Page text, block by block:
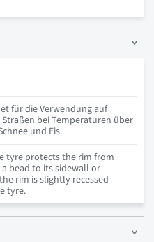
für die Verwendung auf
bei Temperaturen über
und Eis.
tyre protects the rim from
bead to its sidewall or
rim is slightly recessed
tyre.